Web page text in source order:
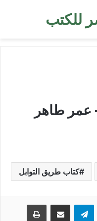
للكتب
عمر طاهر
كتاب طريق التوابل
تيلقرام مشاركة عبر البريد طباعة